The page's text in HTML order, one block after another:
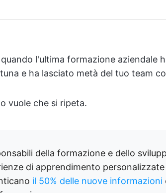
l'ultima formazione aziendale
e ha lasciato metà del tuo team
vuole che si ripeta.
della formazione e dello
di apprendimento
il 50% delle nuove informazioni